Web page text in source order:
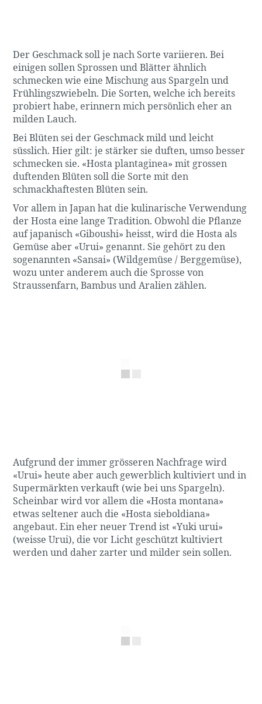
Der Geschmack soll je nach Sorte variieren. Bei
einigen sollen Sprossen und Blätter ähnlich
schmecken wie eine Mischung aus Spargeln und
Frühlingszwiebeln. Die Sorten, welche ich bereits
probiert habe, erinnern mich persönlich eher an
milden Lauch.
Bei Blüten sei der Geschmack mild und leicht
süsslich. Hier gilt: je stärker sie duften, umso besser
schmecken sie. «Hosta plantaginea» mit grossen
duftenden Blüten soll die Sorte mit den
schmackhaftesten Blüten sein.
Vor allem in Japan hat die kulinarische Verwendung
der Hosta eine lange Tradition. Obwohl die Pflanze
auf japanisch «Giboushi» heisst, wird die Hosta als
Gemüse aber «Urui» genannt. Sie gehört zu den
sogenannten «Sansai» (Wildgemüse / Berggemüse),
wozu unter anderem auch die Sprosse von
Straussenfarn, Bambus und Aralien zählen.
Aufgrund der immer grösseren Nachfrage wird
«Urui» heute aber auch gewerblich kultiviert und in
Supermärkten verkauft (wie bei uns Spargeln).
Scheinbar wird vor allem die «Hosta montana»
etwas seltener auch die «Hosta sieboldiana»
angebaut. Ein eher neuer Trend ist «Yuki urui»
(weisse Urui), die vor Licht geschützt kultiviert
werden und daher zarter und milder sein sollen.